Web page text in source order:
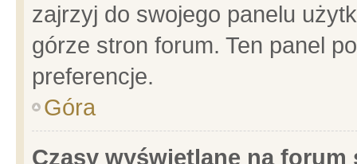
zajrzyj do swojego panelu
górze stron forum. Ten panel
preferencje.
Góra
Czasy wyświetlane na forum